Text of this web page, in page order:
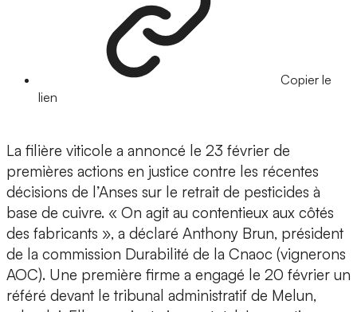
Copier le
lien
La filière viticole a annoncé le 23 février de
premières actions en justice contre les récentes
décisions de l’Anses sur le retrait de pesticides à
base de cuivre. « On agit au contentieux aux côtés
des fabricants », a déclaré Anthony Brun, président
de la commission Durabilité de la Cnaoc (vignerons
AOC). Une première firme a engagé le 20 février un
référé devant le tribunal administratif de Melun,